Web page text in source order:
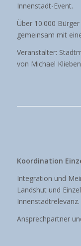
Innenstadt-Event.
Über 10.000
gemeinsam mit
Veranstalter:
von Michael
Koordination
Integration und
Landshut und
Innenstadtrelevanz.
Ansprechpartner